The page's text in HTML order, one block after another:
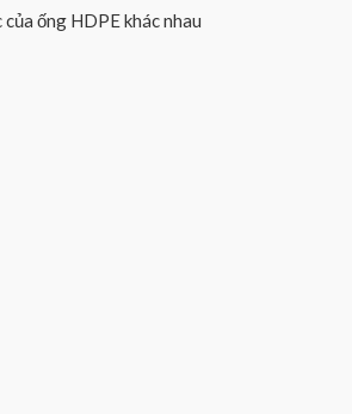
ống HDPE khác nhau